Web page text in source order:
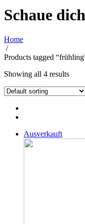
Schaue
Home
/
Products tagged
Showing all 4 results
Ausverkauft